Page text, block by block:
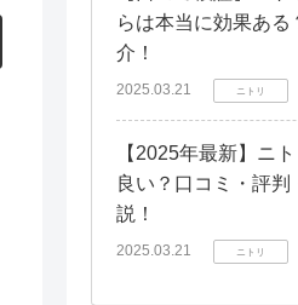
らは本当に効果あ
介！
2025.03.21 ニトリ
【2025年最新】ニ
良い？口コミ・評
説！
2025.03.21 ニトリ